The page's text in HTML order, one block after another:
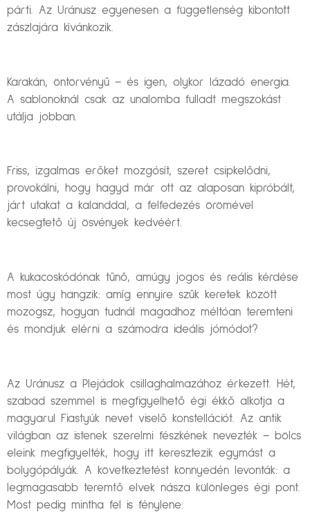
párti. Az Uránusz egyenesen a függetlenség kibontott
zászlajára kívánkozik.
Karakán, öntörvényű – és igen, olykor lázadó energia.
A sablonoknál csak az unalomba fulladt megszokást
utálja jobban.
Friss, izgalmas erőket mozgósít, szeret csipkelődni,
provokálni, hogy hagyd már ott az alaposan kipróbált,
járt utakat a kalanddal, a felfedezés örömével
kecsegtető új ösvények kedvéért.
A kukacoskódónak tűnő, amúgy jogos és reális kérdése
most úgy hangzik: amíg ennyire szűk keretek között
mozogsz, hogyan tudnál magadhoz méltóan teremteni
és mondjuk elérni a számodra ideális jómódot?
Az Uránusz a Plejádok csillaghalmazához érkezett. Hét,
szabad szemmel is megfigyelhető égi ékkő alkotja a
magyarul Fiastyúk nevet viselő konstellációt. Az antik
világban az istenek szerelmi fészkének nevezték – bölcs
eleink megfigyelték, hogy itt keresztezik egymást a
bolygópályák. A következtetést könnyedén levonták: a
legmagasabb teremtő elvek násza különleges égi pont.
Most pedig mintha fel is fénylene: